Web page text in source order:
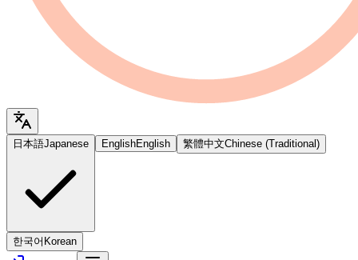
日本語Japanese EnglishEnglish 繁體中文Chinese (Traditional)
한국어 Korean